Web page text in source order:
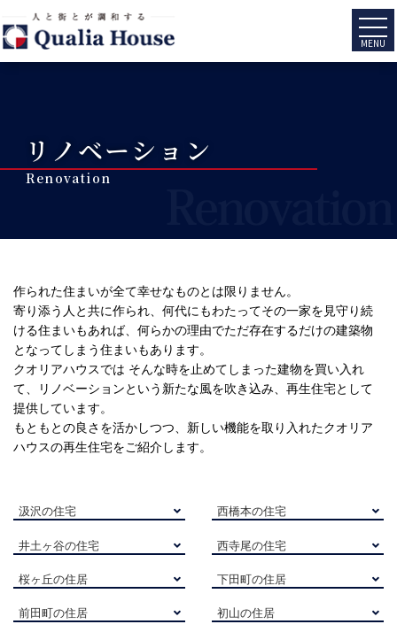
MENU
リノベーション
Renovation
作られた住まいが全て幸せなものとは限りません。
寄り添う人と共に作られ、何代にもわたってその一家を見守り続
ける住まいもあれば、何らかの理由でただ存在するだけの建築物
となってしまう住まいもあります。
クオリアハウスでは そんな時を止めてしまった建物を買い入れ
て、リノベーションという新たな風を吹き込み、再生住宅として
提供しています。
もともとの良さを活かしつつ、新しい機能を取り入れたクオリア
ハウスの再生住宅をご紹介します。
汲沢の住宅 西橋本の住宅
井土ヶ谷の住宅 西寺尾の住宅
桜ヶ丘の住居 下田町の住居
前田町の住居 初山の住居